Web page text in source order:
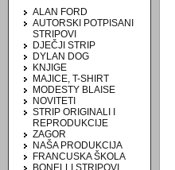
ALAN FORD
AUTORSKI POTPISANI
STRIPOVI
DJEČJI STRIP
DYLAN DOG
KNJIGE
MAJICE, T-SHIRT
MODESTY BLAISE
NOVITETI
STRIP ORIGINALI I
REPRODUKCIJE
ZAGOR
NAŠA PRODUKCIJA
FRANCUSKA ŠKOLA
BONELLI STRIPOVI